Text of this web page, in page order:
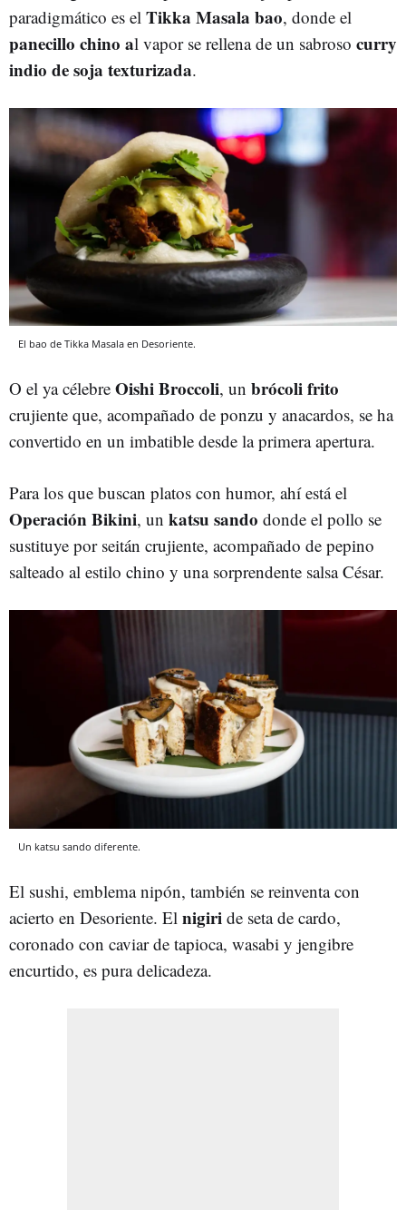
paradigmático es el Tikka Masala bao, donde el
panecillo chino al vapor se rellena de un sabroso curry
indio de soja texturizada.
El bao de Tikka Masala en Desoriente.
O el ya célebre Oishi Broccoli, un brócoli frito
crujiente que, acompañado de ponzu y anacardos, se ha
convertido en un imbatible desde la primera apertura.
Para los que buscan platos con humor, ahí está el
Operación Bikini, un katsu sando donde el pollo se
sustituye por seitán crujiente, acompañado de pepino
salteado al estilo chino y una sorprendente salsa César.
Un katsu sando diferente.
El sushi, emblema nipón, también se reinventa con
acierto en Desoriente. El nigiri de seta de cardo,
coronado con caviar de tapioca, wasabi y jengibre
encurtido, es pura delicadeza.